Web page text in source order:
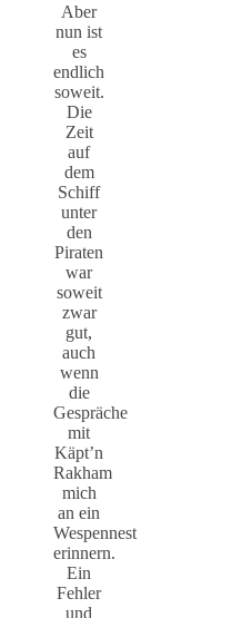
Aber
nun ist
es
endlich
soweit.
Die
Zeit
auf
dem
Schiff
unter
den
Piraten
war
soweit
zwar
gut,
auch
wenn
die
Gespräche
mit
Käpt’n
Rakham
mich
an ein
Wespennest
erinnern.
Ein
Fehler
und